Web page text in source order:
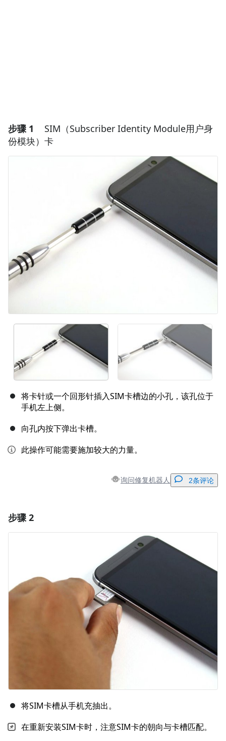
步骤 1
SIM（Subscriber Identity Module用户身
份模块）卡
将卡针或一个回形针插入SIM卡槽边的小孔，该孔位于
手机左上侧。
向孔内按下弹出卡槽。
此操作可能需要施加较大的力量。
询问修复机器人 2条评论
步骤 2
将SIM卡槽从手机充抽出。
在重新安装SIM卡时，注意SIM卡的朝向与卡槽匹配。